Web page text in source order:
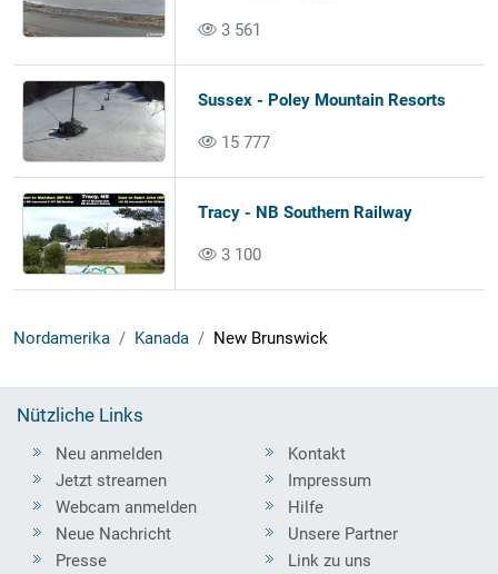
3 561
Sussex - Poley Mountain Resorts
15 777
Tracy - NB Southern Railway
3 100
Nordamerika Kanada New Brunswick
Nützliche Links
Neu anmelden
Jetzt streamen
Webcam anmelden
Neue Nachricht
Presse
Kontakt
Impressum
Hilfe
Unsere Partner
Link zu uns